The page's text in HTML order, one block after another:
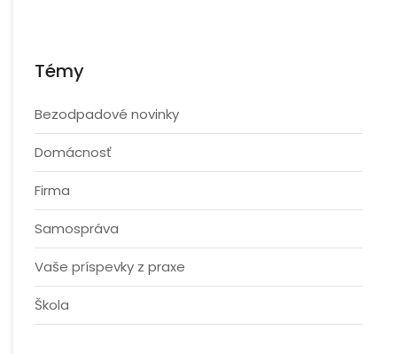
Témy
Bezodpadové novinky
Domácnosť
Firma
Samospráva
Vaše príspevky z praxe
Škola